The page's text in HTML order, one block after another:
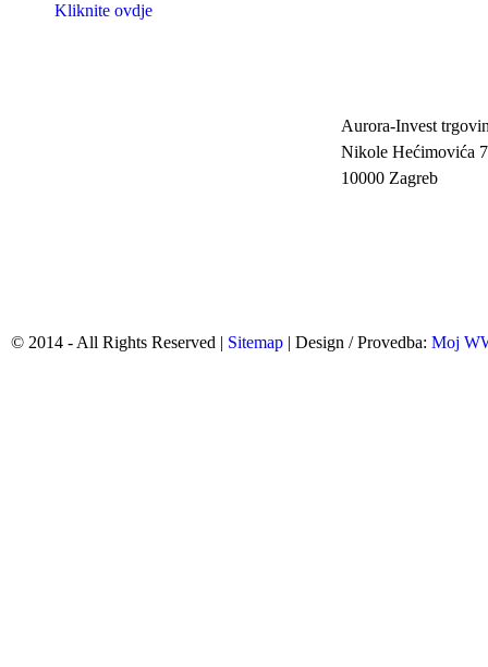
Kliknite ovdje
Aurora-Invest
Nikole Hećimovića 7
10000 Zagreb
© 2014 - All Rights Reserved | Sitemap | Design / Provedba: Moj